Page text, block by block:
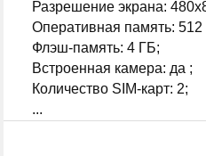
Разрешение экрана:
Оперативная память:
Флэш-память: 4 ГБ;
Встроенная камера: да ;
Количество SIM-карт: 2;
...